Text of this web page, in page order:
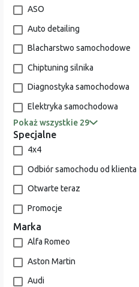
ASO
Auto detailing
Blacharstwo samochodowe
Chiptuning silnika
Diagnostyka samochodowa
Elektryka samochodowa
Pokaż wszystkie 29
Specjalne
4x4
Odbiór samochodu od klienta
Otwarte teraz
Promocje
Marka
Alfa Romeo
Aston Martin
Audi